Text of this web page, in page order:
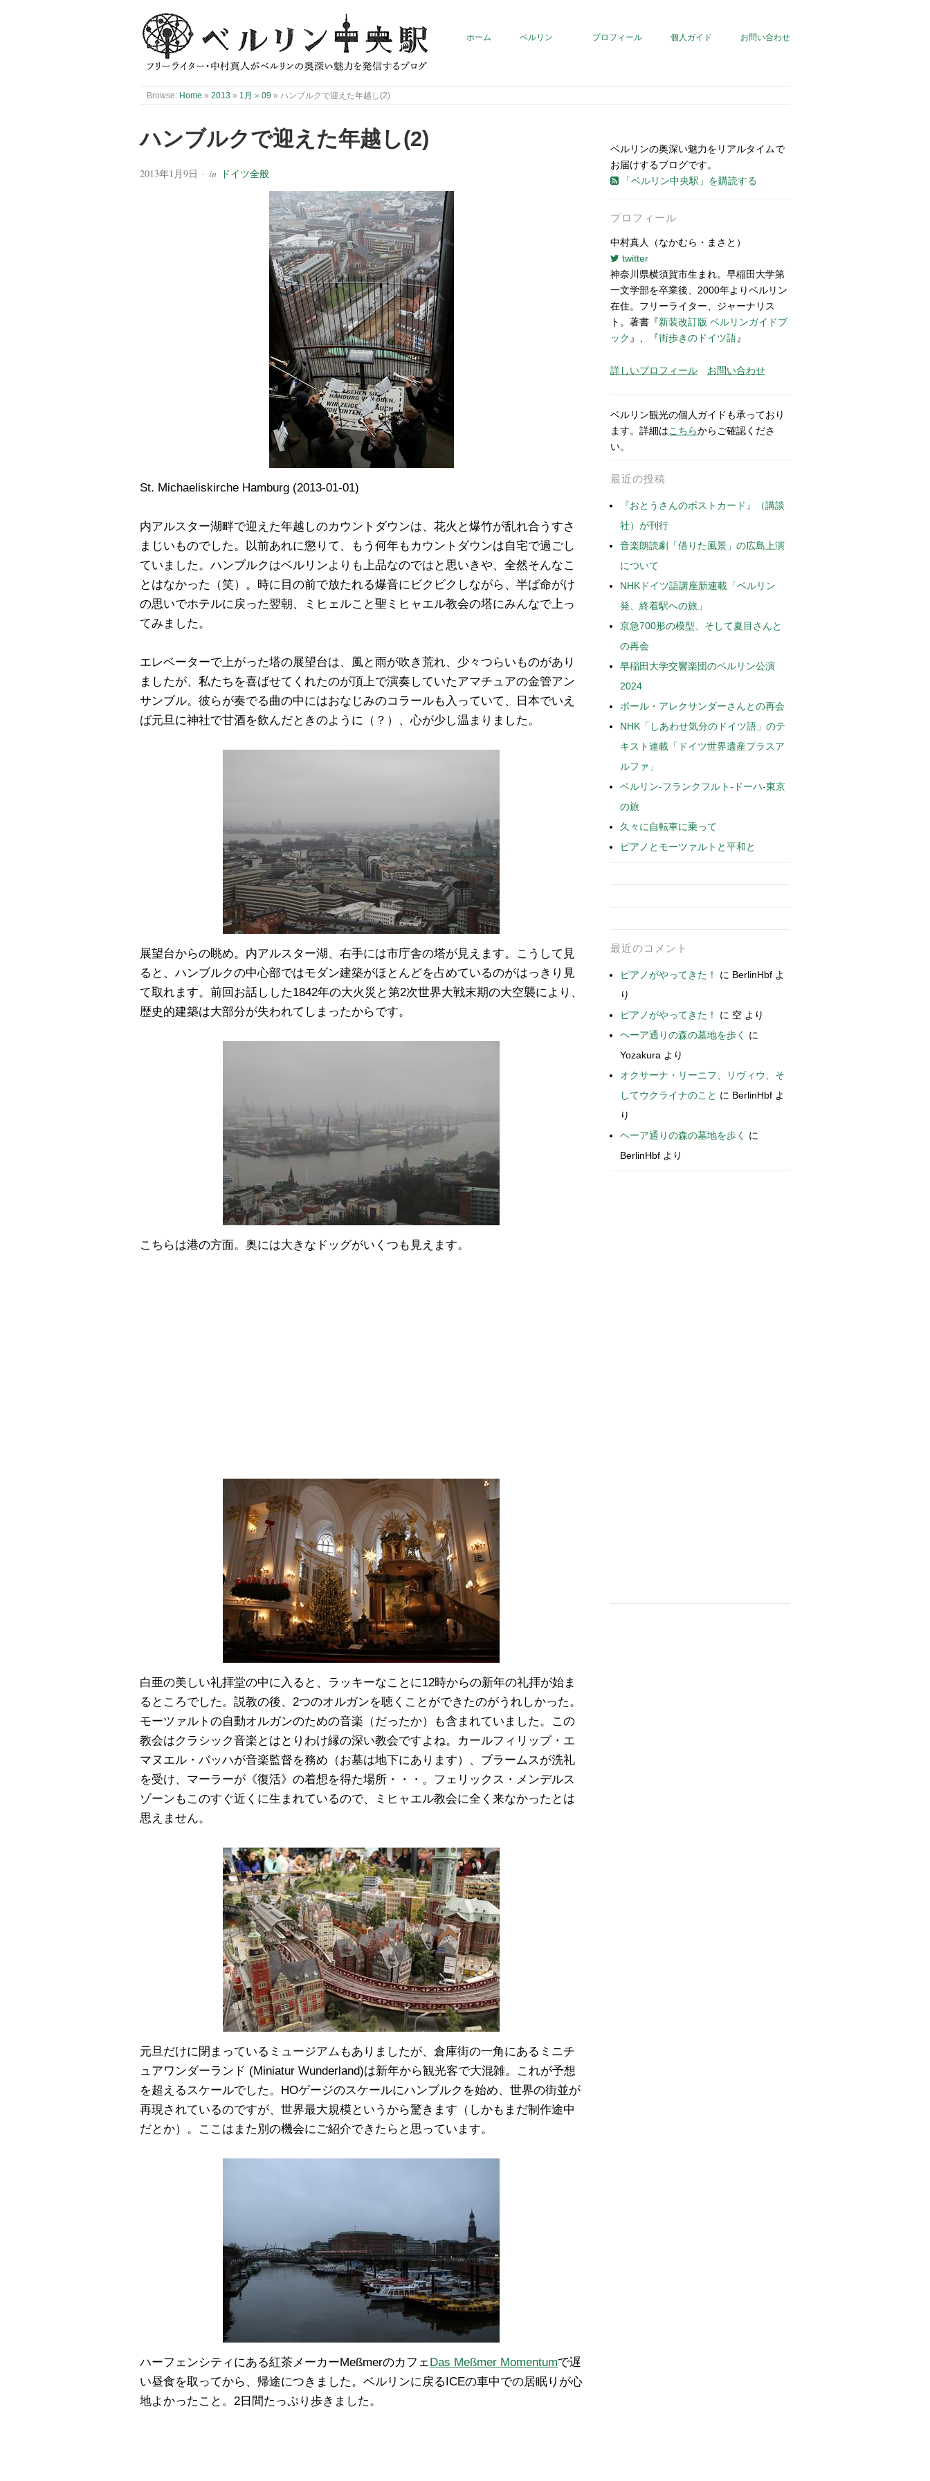
ホーム ベルリン プロフィール 個人ガイド お問い合わせ
Browse: Home » 2013 » 1月 » 09 » ハンブルクで迎えた年越し(2)
ハンブルクで迎えた年越し(2)
2013年1月9日 · in ドイツ全般
St. Michaeliskirche Hamburg (2013-01-01)
内アルスター湖畔で迎えた年越しのカウントダウンは、花火と爆竹が乱れ合うすさ
まじいものでした。以前あれに懲りて、もう何年もカウントダウンは自宅で過ごし
ていました。ハンブルクはベルリンよりも上品なのではと思いきや、全然そんなこ
とはなかった（笑）。時に目の前で放たれる爆音にビクビクしながら、半ば命がけ
の思いでホテルに戻った翌朝、ミヒェルこと聖ミヒャエル教会の塔にみんなで上っ
てみました。
エレベーターで上がった塔の展望台は、風と雨が吹き荒れ、少々つらいものがあり
ましたが、私たちを喜ばせてくれたのが頂上で演奏していたアマチュアの金管アン
サンブル。彼らが奏でる曲の中にはおなじみのコラールも入っていて、日本でいえ
ば元旦に神社で甘酒を飲んだときのように（？）、心が少し温まりました。
展望台からの眺め。内アルスター湖、右手には市庁舎の塔が見えます。こうして見
ると、ハンブルクの中心部ではモダン建築がほとんどを占めているのがはっきり見
て取れます。前回お話しした1842年の大火災と第2次世界大戦末期の大空襲により、
歴史的建築は大部分が失われてしまったからです。
こちらは港の方面。奥には大きなドッグがいくつも見えます。
白亜の美しい礼拝堂の中に入ると、ラッキーなことに12時からの新年の礼拝が始ま
るところでした。説教の後、2つのオルガンを聴くことができたのがうれしかった。
モーツァルトの自動オルガンのための音楽（だったか）も含まれていました。この
教会はクラシック音楽とはとりわけ縁の深い教会ですよね。カールフィリップ・エ
マヌエル・バッハが音楽監督を務め（お墓は地下にあります）、ブラームスが洗礼
を受け、マーラーが《復活》の着想を得た場所・・・。フェリックス・メンデルス
ゾーンもこのすぐ近くに生まれているので、ミヒャエル教会に全く来なかったとは
思えません。
元旦だけに閉まっているミュージアムもありましたが、倉庫街の一角にあるミニチ
ュアワンダーランド (Miniatur Wunderland)は新年から観光客で大混雑。これが予想
を超えるスケールでした。HOゲージのスケールにハンブルクを始め、世界の街並が
再現されているのですが、世界最大規模というから驚きます（しかもまだ制作途中
だとか）。ここはまた別の機会にご紹介できたらと思っています。
ハーフェンシティにある紅茶メーカーMeßmerのカフェ Das Meßmer Momentumで遅
い昼食を取ってから、帰途につきました。ベルリンに戻るICEの車中での居眠りが心
地よかったこと。2日間たっぷり歩きました。
ベルリンの奥深い魅力をリアルタイムで
お届けするブログです。
「ベルリン中央駅」を購読する
プロフィール
中村真人（なかむら・まさと）
twitter
神奈川県横須賀市生まれ。早稲田大学第
一文学部を卒業後、2000年よりベルリン
在住。フリーライター、ジャーナリス
ト。著書『新装改訂版 ベルリンガイドブ
ック 』、『街歩きのドイツ語』
詳しいプロフィール お問い合わせ
ベルリン観光の個人ガイドも承っており
ます。詳細はこちらからご確認くださ
い。
最近の投稿
『おとうさんのポストカード』（講談
社）が刊行
音楽朗読劇「借りた風景」の広島上演
について
NHKドイツ語講座新連載「ベルリン
発、終着駅への旅」
京急700形の模型、そして夏目さんと
の再会
早稲田大学交響楽団のベルリン公演
2024
ポール・アレクサンダーさんとの再会
NHK「しあわせ気分のドイツ語」のテ
キスト連載「ドイツ世界遺産プラスア
ルファ」
ベルリン-フランクフルト-ドーハ-東京
の旅
久々に自転車に乗って
ピアノとモーツァルトと平和と
最近のコメント
ピアノがやってきた！ に BerlinHbf よ
り
ピアノがやってきた！
に 空 より
ヘーア通りの森の墓地を歩く
に
Yozakura より
オクサーナ・リーニフ、リヴィウ、そ
してウクライナのこと に BerlinHbf よ
り
ヘーア通りの森の墓地を歩く
に
BerlinHbf より